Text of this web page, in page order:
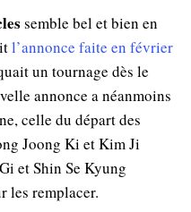
semble bel et bien en
l’annonce faite en février
un tournage dès le
annonce a néanmoins
celle du départ des
Joong Ki et Kim Ji
et Shin Se Kyung
les remplacer.